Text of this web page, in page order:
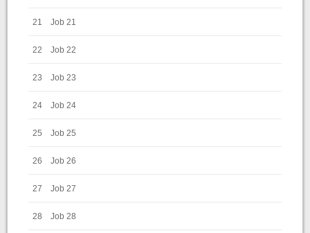
21 Job 21
22 Job 22
23 Job 23
24 Job 24
25 Job 25
26 Job 26
27 Job 27
28 Job 28